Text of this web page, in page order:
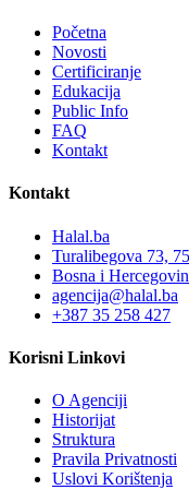
Početna
Novosti
Certificiranje
Edukacija
Public Info
FAQ
Kontakt
Kontakt
Halal.ba
Turalibegova 73,
Bosna i
agencija@halal.ba
+387 35 258 427
Korisni Linkovi
O Agenciji
Historijat
Struktura
Pravila Privatnosti
Uslovi Korištenja